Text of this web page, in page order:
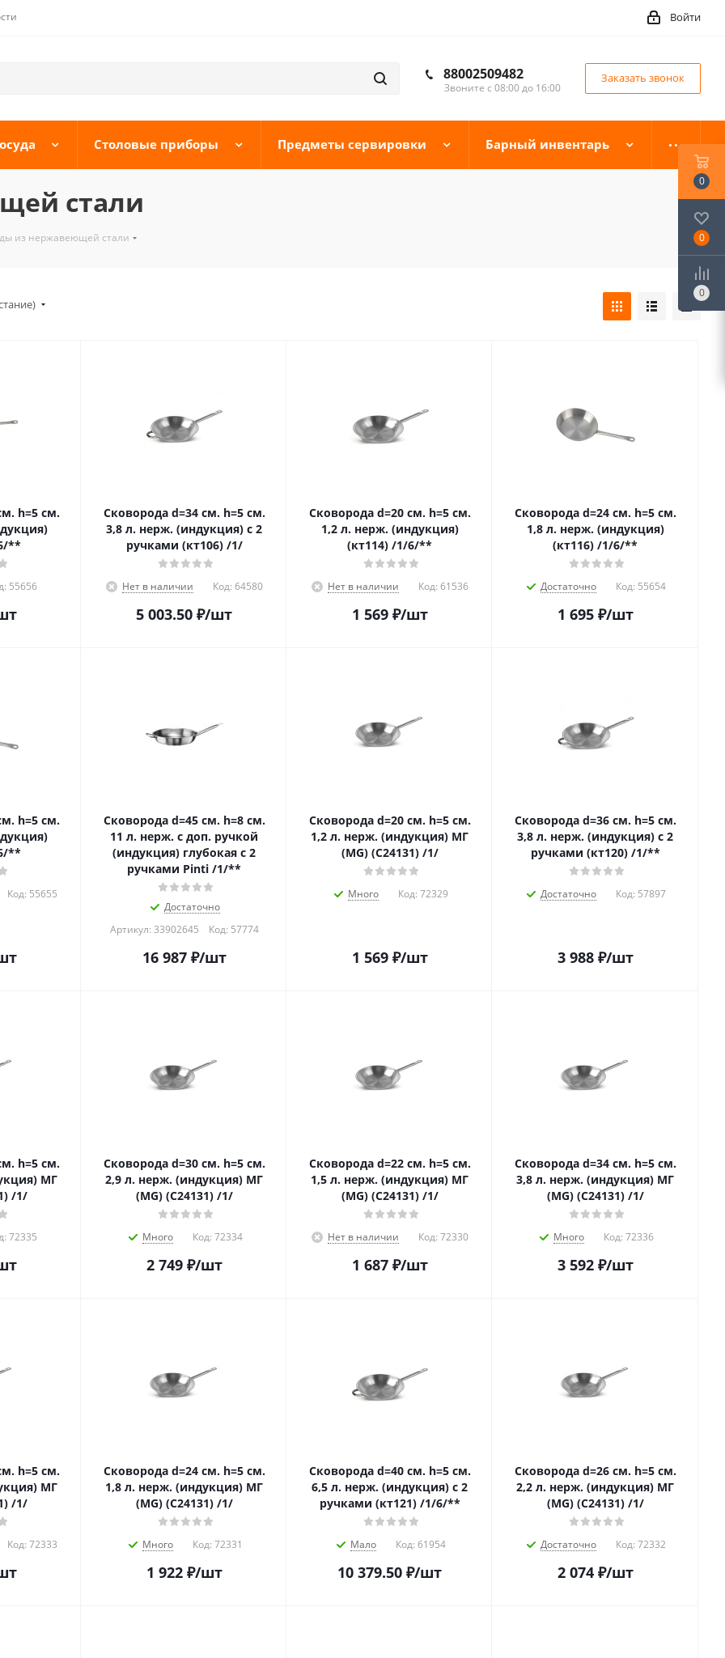
Войти
88002509482
Звоните с 08:00 до 16:00
Заказать звонок
Столовые приборы Предметы сервировки Барный инвентарь
стали
из нержавеющей стали
h=5 см.
**
55656
Сковорода d=34 см. h=5 см.
3,8 л. нерж. (индукция) с 2
ручками (кт106) /1/
Нет в наличии Код: 64580
5 003.50 ₽/шт
Сковорода d=20 см. h=5 см.
1,2 л. нерж. (индукция)
(кт114) /1/6/**
Нет в наличии Код: 61536
1 569₽/шт
Сковорода d=24 см. h=5 см.
1,8 л. нерж. (индукция)
(кт116) /1/6/**
Достаточно Код: 55654
1 695₽/шт
h=5 см.
**
Код: 55655
Сковорода d=45 см. h=8 см.
11 л. нерж. с доп. ручкой
(индукция) глубокая с 2
ручками Pinti /1/**
Достаточно
Артикул: 33902645
Код: 57774
16 987₽/шт
Сковорода d=20 см. h=5 см.
1,2 л. нерж. (индукция) МГ
(MG) (C24131) /1/
Много Код: 72329
1 569₽/шт
Сковорода d=36 см. h=5 см.
3,8 л. нерж. (индукция) с 2
ручками (кт120) /1/**
Достаточно Код: 57897
3 988₽/шт
h=5 см.
МГ
/1/
72335
Сковорода d=30 см. h=5 см.
2,9 л. нерж. (индукция) МГ
(MG) (C24131) /1/
Много Код: 72334
2 749₽/шт
Сковорода d=22 см. h=5 см.
1,5 л. нерж. (индукция) МГ
(MG) (C24131) /1/
Нет в наличии Код: 72330
1 687₽/шт
Сковорода d=34 см. h=5 см.
3,8 л. нерж. (индукция) МГ
(MG) (C24131) /1/
Много Код: 72336
3 592₽/шт
h=5 см.
МГ
/1/
Код: 72333
Сковорода d=24 см. h=5 см.
1,8 л. нерж. (индукция) МГ
(MG) (C24131) /1/
Много Код: 72331
1 922₽/шт
Сковорода d=40 см. h=5 см.
6,5 л. нерж. (индукция) с 2
ручками (кт121) /1/6/**
Мало Код: 61954
10 379.50 ₽/шт
Сковорода d=26 см. h=5 см.
2,2 л. нерж. (индукция) МГ
(MG) (C24131) /1/
Достаточно Код: 72332
2 074₽/шт
0
0
0